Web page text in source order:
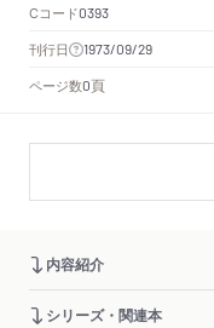
Cコード0393
刊行日
1973/09/29
ページ数0頁
内容紹介
シリーズ・関連本